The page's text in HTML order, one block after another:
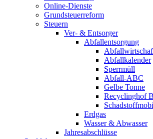
Online-Dienste
Grundsteuerreform
Steuern
Ver- & Entsorger
Abfallentsorgung
Abfallkalender
Sperrmüll
Abfall-ABC
Gelbe Tonne
Recyclinghof
Erdgas
Wasser & Abwasser
Jahresabschlüsse